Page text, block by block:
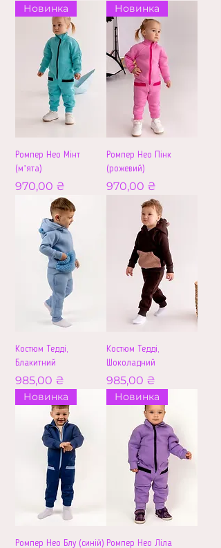
Новинка
Ромпер Нео Мінт
(мʼята)
Ціна
970,00 ₴
Новинка
Ромпер Нео Пінк
(рожевий)
Ціна
970,00 ₴
Костюм Тедді,
Блакитний
Ціна
985,00 ₴
Костюм Тедді,
Шоколадний
Ціна
985,00 ₴
Новинка
Ромпер Нео Блу (синій)
Новинка
Ромпер Нео Ліла